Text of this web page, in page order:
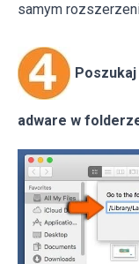
samym
adware w